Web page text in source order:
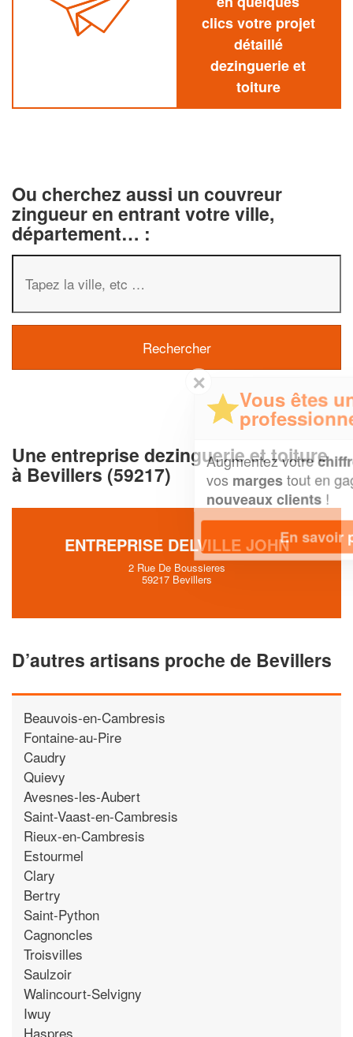
clics votre projet
détaillé
dezinguerie et
toiture
Ou cherchez aussi un couvreur
zingueur en entrant votre ville,
département… :
Une entreprise dezinguerie et toiture
à Bevillers (59217)
ENTREPRISE DELVILLE JOHN
2 Rue De Boussieres
59217 Bevillers
D’autres artisans proche de Bevillers
Beauvois-en-Cambresis
Fontaine-au-Pire
Caudry
Quievy
Avesnes-les-Aubert
Saint-Vaast-en-Cambresis
Rieux-en-Cambresis
Estourmel
Clary
Bertry
Saint-Python
Cagnoncles
Troisvilles
Saulzoir
Walincourt-Selvigny
Iwuy
Haspres
Vous êtes un
professionnel ?
Augmentez votrechiffre d'affaireset
vosmarges
tout en gagnant de
nouveaux clients!
En savoir plus